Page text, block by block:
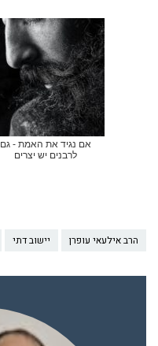
אם נגיד את האמת - גם
לרבנים יש יצרים
הרב אילעאי עופרן יישוב דתי